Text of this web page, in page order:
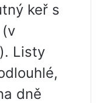
keř s
Listy
dně